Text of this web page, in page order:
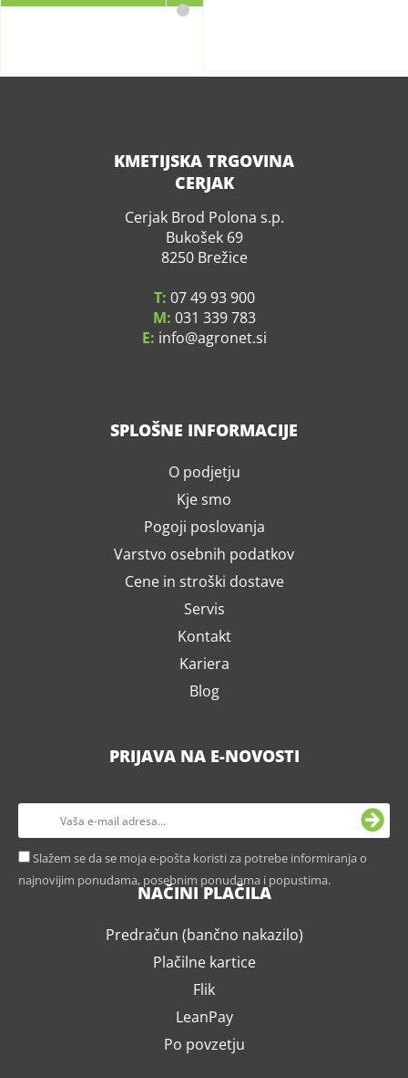
KMETIJSKA TRGOVINA
CERJAK
Cerjak Brod Polona s.p.
Bukošek 69
8250 Brežice
T: 07 49 93 900
M: 031 339 783
E: info agronet.si
SPLOŠNE INFORMACIJE
O podjetju
Kje smo
Pogoji poslovanja
Varstvo osebnih podatkov
Cene in stroški dostave
Servis
Kontakt
Kariera
Blog
PRIJAVA NA E-NOVOSTI
Slažem se da se moja e-pošta koristi za potrebe informiranja o
najnovijim ponudama, posebnim ponudama i popustima.
NAČINI PLAČILA
Predračun (bančno nakazilo)
Plačilne kartice
Flik
LeanPay
Po povzetju